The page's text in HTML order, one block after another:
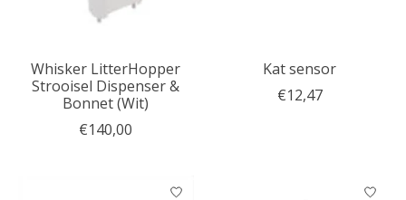
Whisker LitterHopper
Strooisel Dispenser &
Bonnet (Wit)
€140,00
Kat sensor
€12,47